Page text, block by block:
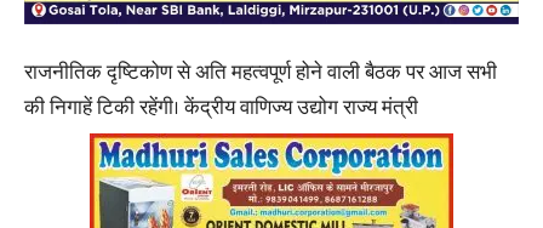
राजनीतिक दृष्टिकोण से अति महत्वपूर्ण होने वाली बैठक पर आज सभी
की निगाहें टिकी रहेंगी। केंद्रीय वाणिज्य उद्योग राज्य मंत्री